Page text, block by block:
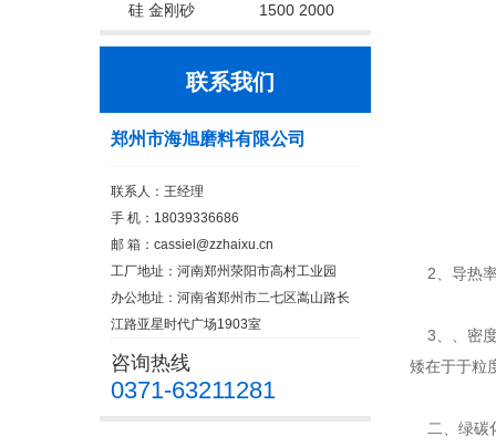
硅 金刚砂 1500 2000
联系我们
郑州市海旭磨料有限公司
联系人：王经理
手 机：18039336686
邮 箱：cassiel@zzhaixu.cn
工厂地址：河南郑州荥阳市高村工业园
办公地址：河南省郑州市二七区嵩山路长
江路亚星时代广场1903室
咨询热线
0371-63211281
2、导热率
3、、密度
矮在于于粒
二、绿碳